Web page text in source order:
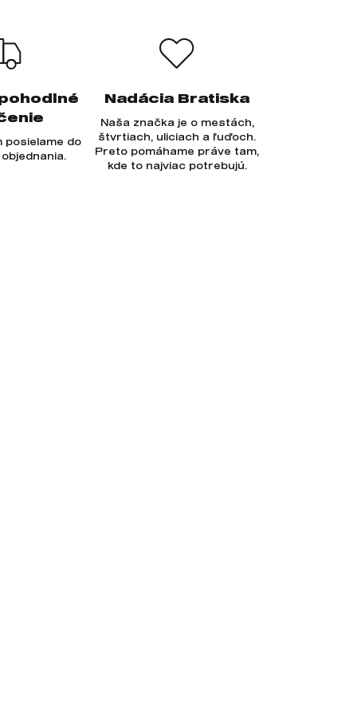
posielame do
Nadácia Bratiska
Naša značka je o mestách,
štvrtiach, uliciach a ľuďoch.
Preto pomáhame práve tam,
kde to najviac potrebujú.